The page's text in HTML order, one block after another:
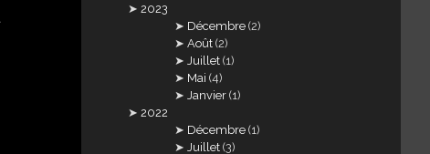
2023
Décembre (2)
Août (2)
Juillet (1)
Mai (4)
Janvier (1)
2022
Décembre (1)
Juillet (3)